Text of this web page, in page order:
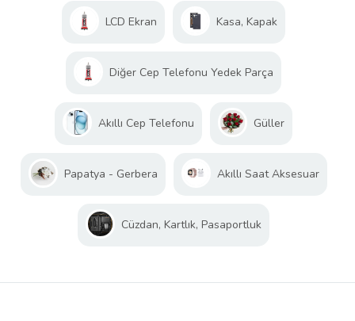
LCD Ekran Kasa, Kapak
Diğer Cep Telefonu Yedek Parça
Akıllı Cep Telefonu Güller
Papatya - Gerbera Akıllı Saat Aksesuar
Cüzdan, Kartlık, Pasaportluk